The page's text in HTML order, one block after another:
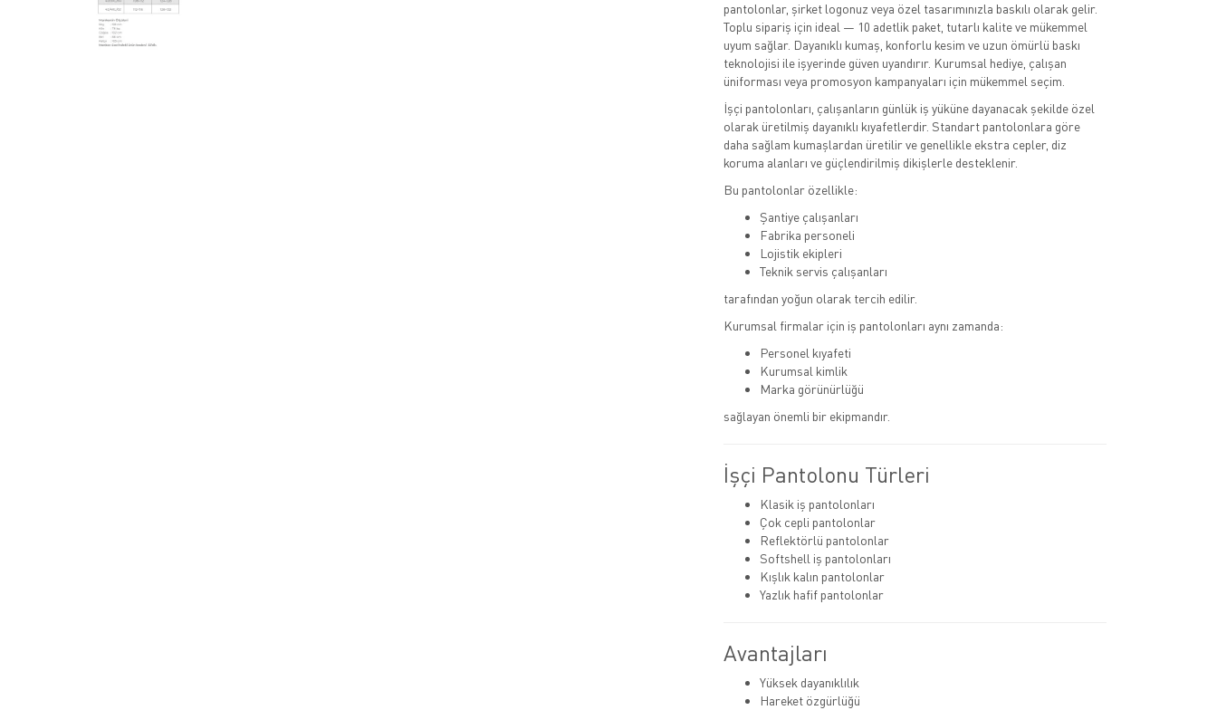
pantolonlar, şirket logonuz veya özel tasarımınızla baskılı olarak gelir.
Toplu sipariş için ideal — 10 adetlik paket, tutarlı kalite ve mükemmel
uyum sağlar. Dayanıklı kumaş, konforlu kesim ve uzun ömürlü baskı
teknolojisi ile işyerinde güven uyandırır. Kurumsal hediye, çalışan
üniforması veya promosyon kampanyaları için mükemmel seçim.
İşçi pantolonları, çalışanların günlük iş yüküne dayanacak şekilde özel
olarak üretilmiş dayanıklı kıyafetlerdir. Standart pantolonlara göre
daha sağlam kumaşlardan üretilir ve genellikle ekstra cepler, diz
koruma alanları ve güçlendirilmiş dikişlerle desteklenir.
Bu pantolonlar özellikle:
Şantiye çalışanları
Fabrika personeli
Lojistik ekipleri
Teknik servis çalışanları
tarafından yoğun olarak tercih edilir.
Kurumsal firmalar için iş pantolonları aynı zamanda:
Personel kıyafeti
Kurumsal kimlik
Marka görünürlüğü
sağlayan önemli bir ekipmandır.
İşçi Pantolonu Türleri
Klasik iş pantolonları
Çok cepli pantolonlar
Reflektörlü pantolonlar
Softshell iş pantolonları
Kışlık kalın pantolonlar
Yazlık hafif pantolonlar
Avantajları
Yüksek dayanıklılık
Hareket özgürlüğü